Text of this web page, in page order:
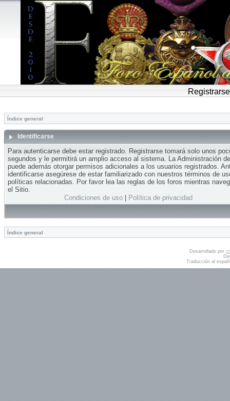
Registrarse
Índice general
Identificarse
Para autenticarse debe estar registrado. Registrarse tomará solo unos
segundos y le permitirá un amplio acceso al sistema. La Administración
puede además otorgar permisos adicionales a los usuarios registrados.
identificarse asegúrese de estar familiarizado con nuestros términos de
políticas relacionadas. Por favor lea las reglas de los foros mientras
el Sitio.
Condiciones de uso| Política de privacidad
Índice general
Desarrollado por
Traducción al